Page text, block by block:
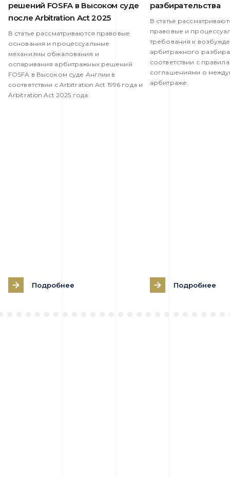
решений FOSFA в Высоком суде
после Arbitration Act 2025
В статье рассматриваются правовые
основания и процессуальные
механизмы обжалования и
оспаривания арбитражных решений
FOSFA в Высоком суде Англии в
соответствии с Arbitration Act 1996 года и
Arbitration Act 2025 года.
Подробнее
разбирательства
В статье
правовые и
требования к
арбитражного
соответствии с
соглашениями о
арбитраже.
Подробнее